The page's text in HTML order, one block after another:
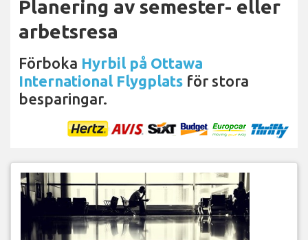
Planering av semester- eller
arbetsresa
Förboka Hyrbil på Ottawa
International Flygplats för stora
besparingar.